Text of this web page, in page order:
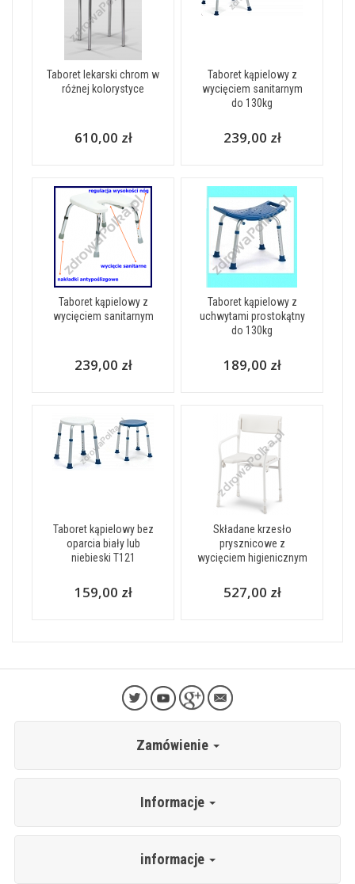
Taboret lekarski chrom w
różnej kolorystyce
610,00 zł
Taboret kąpielowy z
wycięciem sanitarnym
do 130kg
239,00 zł
Taboret kąpielowy z
wycięciem sanitarnym
239,00 zł
Taboret kąpielowy z
uchwytami prostokątny
do 130kg
189,00 zł
Taboret kąpielowy bez
oparcia biały lub
niebieski T121
159,00 zł
Składane krzesło
prysznicowe z
wycięciem higienicznym
527,00 zł
Zamówienie
Informacje
informacje